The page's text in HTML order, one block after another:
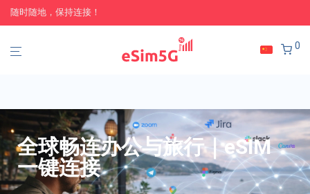
随时随地，保持连接！
0
全球畅连办公与旅行｜eSIM
一键连接